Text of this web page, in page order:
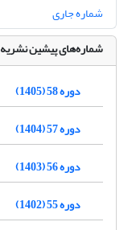
شماره جاری
شماره‌های پیشین نشریه
دوره 58 (1405)
دوره 57 (1404)
دوره 56 (1403)
دوره 55 (1402)